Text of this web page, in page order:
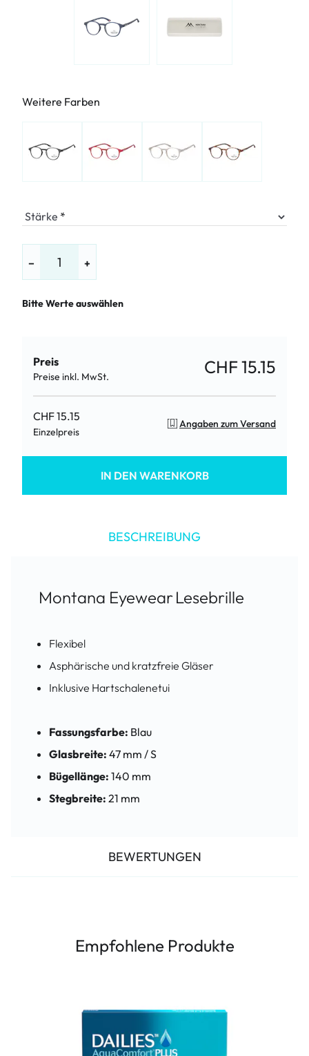
Weitere Farben
Stärke
− +
Bitte Werte auswählen
Preis
Preise inkl. MwSt. CHF 15.15
CHF 15.15
Einzelpreis
Angaben zum Versand
IN DEN WARENKORB
BESCHREIBUNG
Montana EyewearLesebrille
Flexibel
Asphärische und kratzfreie Gläser
Inklusive Hartschalenetui
Fassungsfarbe: Blau
Glasbreite: 47 mm / S
Bügellänge: 140 mm
Stegbreite: 21 mm
BEWERTUNGEN
Empfohlene Produkte